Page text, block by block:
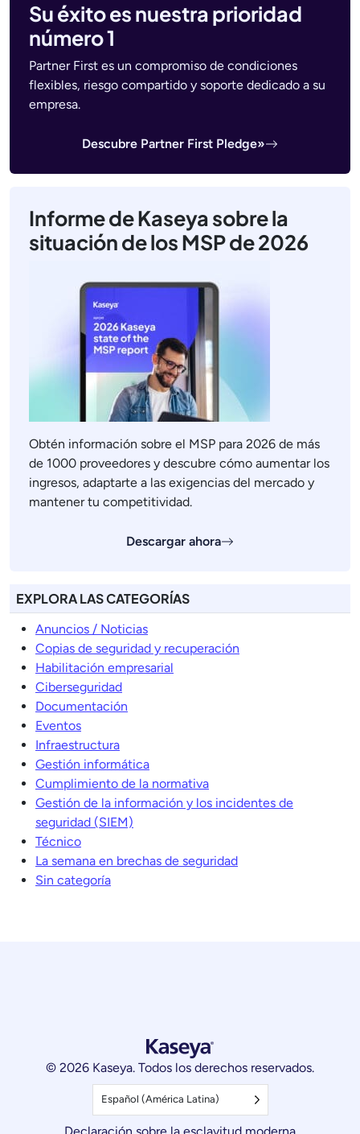
Su éxito es nuestra prioridad
número 1
Partner First es un compromiso de condiciones
flexibles, riesgo compartido y soporte dedicado a su
empresa.
Descubre Partner First Pledge»
Informe de Kaseya sobre la
situación de los MSP de 2026
Obtén información sobre el MSP para 2026 de más
de 1000 proveedores y descubre cómo aumentar los
ingresos, adaptarte a las exigencias del mercado y
mantener tu competitividad.
Descargar ahora
EXPLORA LAS CATEGORÍAS
Anuncios / Noticias
Copias de seguridad y recuperación
Habilitación empresarial
Ciberseguridad
Documentación
Eventos
Infraestructura
Gestión informática
Cumplimiento de la normativa
Gestión de la información y los incidentes de
seguridad (SIEM)
Técnico
La semana en brechas de seguridad
Sin categoría
© 2026 Kaseya. Todos los derechos reservados.
Español (América Latina)